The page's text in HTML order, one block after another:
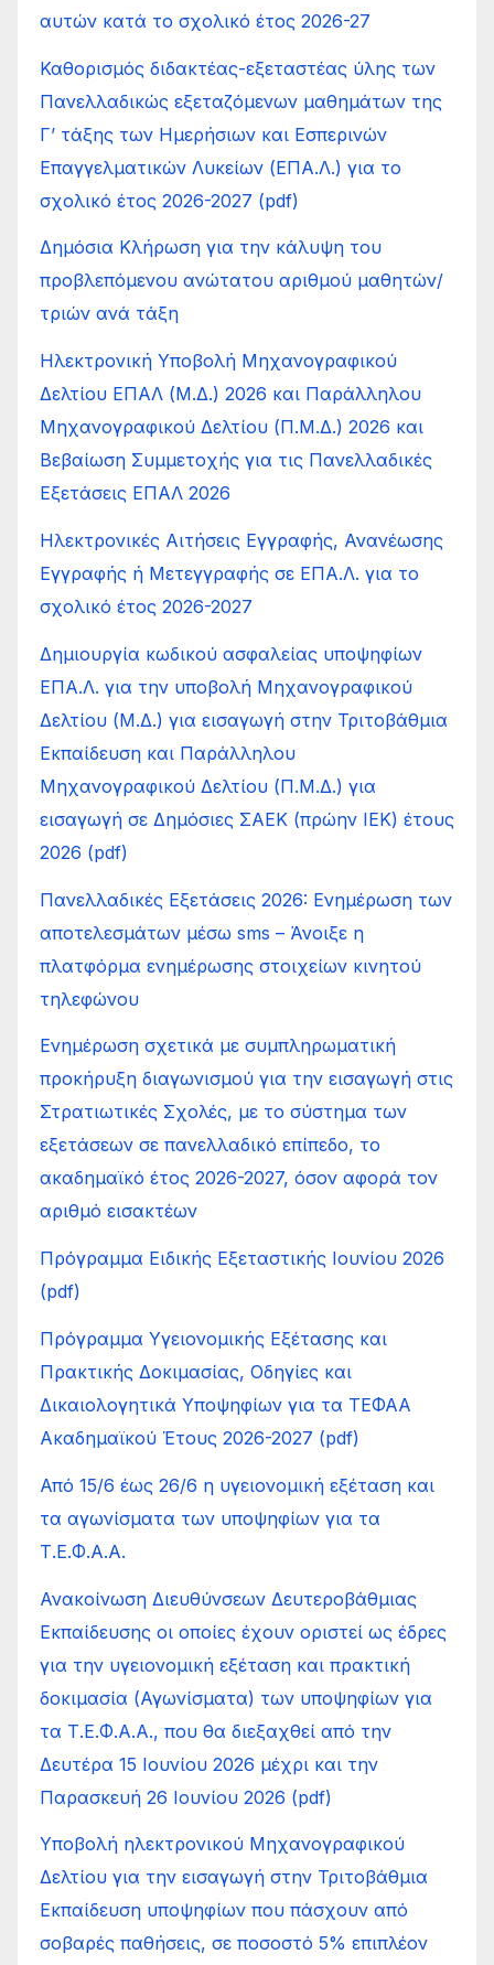
αυτών κατά το σχολικό έτος 2026-27
Καθορισμός διδακτέας-εξεταστέας ύλης των
Πανελλαδικώς εξεταζόμενων μαθημάτων της
Γ’ τάξης των Ημερήσιων και Εσπερινών
Επαγγελματικών Λυκείων (ΕΠΑ.Λ.) για το
σχολικό έτος 2026-2027 (pdf)
Δημόσια Κλήρωση για την κάλυψη του
προβλεπόμενου ανώτατου αριθμού μαθητών/
τριών ανά τάξη
Ηλεκτρονική Υποβολή Μηχανογραφικού
Δελτίου ΕΠΑΛ (Μ.Δ.) 2026 και Παράλληλου
Μηχανογραφικού Δελτίου (Π.Μ.Δ.) 2026 και
Βεβαίωση Συμμετοχής για τις Πανελλαδικές
Εξετάσεις ΕΠΑΛ 2026
Ηλεκτρονικές Αιτήσεις Εγγραφής, Ανανέωσης
Εγγραφής ή Μετεγγραφής σε ΕΠΑ.Λ. για το
σχολικό έτος 2026-2027
Δημιουργία κωδικού ασφαλείας υποψηφίων
ΕΠΑ.Λ. για την υποβολή Μηχανογραφικού
Δελτίου (Μ.Δ.) για εισαγωγή στην Τριτοβάθμια
Εκπαίδευση και Παράλληλου
Μηχανογραφικού Δελτίου (Π.Μ.Δ.) για
εισαγωγή σε Δημόσιες ΣΑΕΚ (πρώην ΙΕΚ) έτους
2026 (pdf)
Πανελλαδικές Εξετάσεις 2026: Ενημέρωση των
αποτελεσμάτων μέσω sms – Άνοιξε η
πλατφόρμα ενημέρωσης στοιχείων κινητού
τηλεφώνου
Ενημέρωση σχετικά με συμπληρωματική
προκήρυξη διαγωνισμού για την εισαγωγή στις
Στρατιωτικές Σχολές, με το σύστημα των
εξετάσεων σε πανελλαδικό επίπεδο, το
ακαδημαϊκό έτος 2026-2027, όσον αφορά τον
αριθμό εισακτέων
Πρόγραμμα Ειδικής Εξεταστικής Ιουνίου 2026
(pdf)
Πρόγραμμα Υγειονομικής Εξέτασης και
Πρακτικής Δοκιμασίας, Οδηγίες και
Δικαιολογητικά Υποψηφίων για τα ΤΕΦΑΑ
Ακαδημαϊκού Έτους 2026-2027 (pdf)
Από 15/6 έως 26/6 η υγειονομική εξέταση και
τα αγωνίσματα των υποψηφίων για τα
Τ.Ε.Φ.Α.Α.
Ανακοίνωση Διευθύνσεων Δευτεροβάθμιας
Εκπαίδευσης οι οποίες έχουν οριστεί ως έδρες
για την υγειονομική εξέταση και πρακτική
δοκιμασία (Αγωνίσματα) των υποψηφίων για
τα Τ.Ε.Φ.Α.Α., που θα διεξαχθεί από την
Δευτέρα 15 Ιουνίου 2026 μέχρι και την
Παρασκευή 26 Ιουνίου 2026 (pdf)
Υποβολή ηλεκτρονικού Μηχανογραφικού
Δελτίου για την εισαγωγή στην Τριτοβάθμια
Εκπαίδευση υποψηφίων που πάσχουν από
σοβαρές παθήσεις, σε ποσοστό 5% επιπλέον